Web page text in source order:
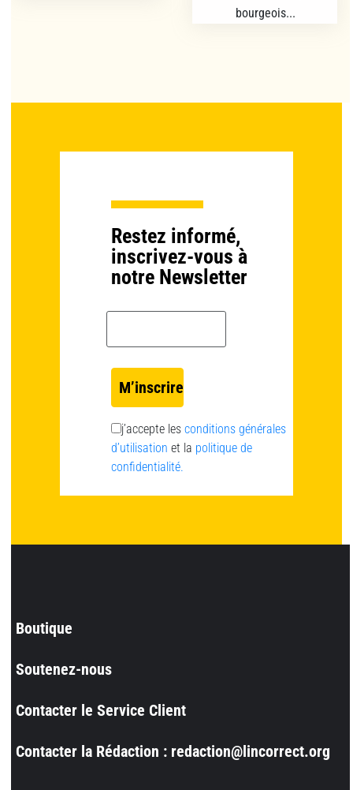
bourgeois...
Restez informé,
inscrivez-vous à
notre Newsletter
j’accepte les conditions générales
d’utilisation et la politique de
confidentialité.
Boutique
Soutenez-nous
Contacter le Service Client
Contacter la Rédaction : redaction@lincorrect.org